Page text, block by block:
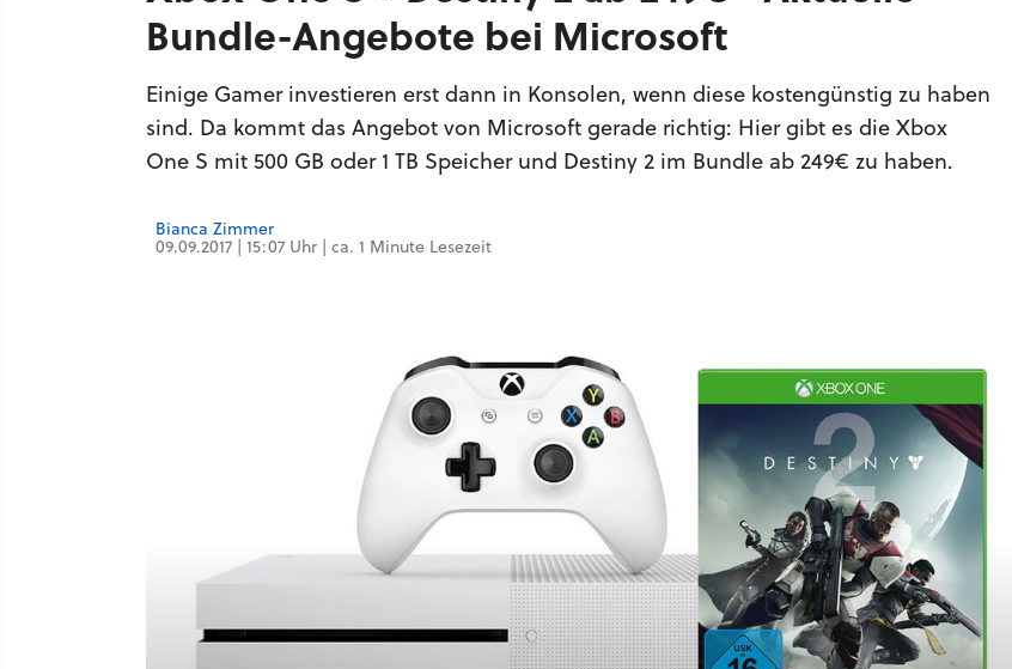
Bundle-Angebote bei Microsoft
Einige Gamer investieren erst dann in Konsolen, wenn diese kostengünstig zu haben
sind. Da kommt das Angebot von Microsoft gerade richtig: Hier gibt es die Xbox
One S mit 500 GB oder 1 TB Speicher und Destiny 2 im Bundle ab 249€ zu haben.
Bianca Zimmer
09.09.2017 | 15:07 Uhr | ca. 1 Minute Lesezeit